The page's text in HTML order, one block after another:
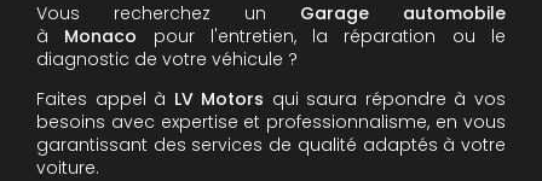
Vous recherchez un Garage automobile
à Monaco pour l'entretien, la réparation ou le
diagnostic de votre véhicule ?
Faites appel à LV Motors qui saura répondre à vos
besoins avec expertise et professionnalisme, en vous
garantissant des services de qualité adaptés à votre
voiture.